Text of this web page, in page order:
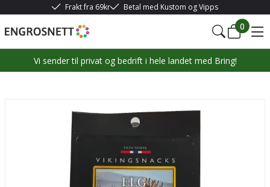
Frakt fra 69kr Betal med Kustom og Vipps
0
Vi sender til privat og bedrift i hele landet med Bring!